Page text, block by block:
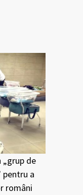
„grup de
pentru a
români